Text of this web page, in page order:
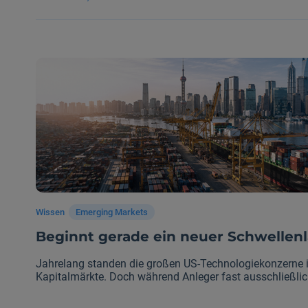
Wissen Emerging Markets
Beginnt gerade ein neuer
Jahrelang standen die großen US-
Kapitalmärkte. Doch während Anleger fast